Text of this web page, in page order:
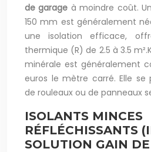
de garage à moindre coût.
150 mm est généralement
une isolation efficace,
thermique (R) de 2.5 à 3.5
minérale est généralement
euros le mètre carré. Elle se
de rouleaux ou de panneaux
ISOLANTS MINCES
RÉFLÉCHISSANTS
SOLUTION GAIN